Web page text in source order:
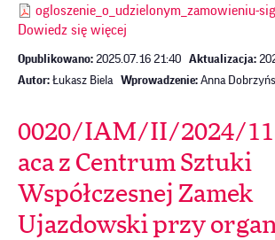
ogloszenie_o_udzielonym_zamowieniu-
Dowiedz się więcej
Opublikowano: 2025.07.16 21:40 Aktualizacja:
Autor: Łukasz Biela Wprowadzenie: Anna
0020/IAM/II/2024/11
aca z Centrum Sztuki
Współczesnej Zamek
Ujazdowski przy